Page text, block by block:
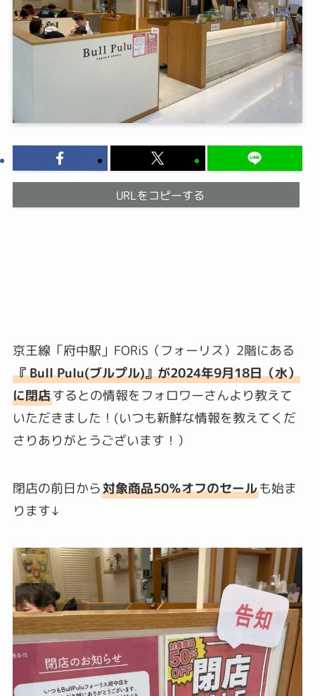
URLをコピーする
京王線「府中駅」FORiS（フォーリス）2階にある
『Bull Pulu(ブルプル)』が2024年9月18日（水）
に閉店するとの情報をフォロワーさんより教えて
いただきました！(いつも新鮮な情報を教えてくだ
さりありがとうございます！）
閉店の前日から対象商品50％オフのセールも始ま
ります↓